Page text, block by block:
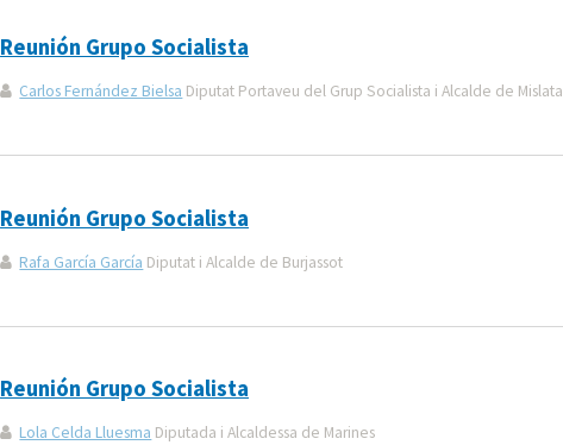
Reunión Grupo Socialista
Carlos Fernández Bielsa Diputat Portaveu del Grup Socialista i Alcalde de Mislata
Reunión Grupo Socialista
Rafa García García Diputat i Alcalde de Burjassot
Reunión Grupo Socialista
Lola Celda Lluesma Diputada i Alcaldessa de Marines